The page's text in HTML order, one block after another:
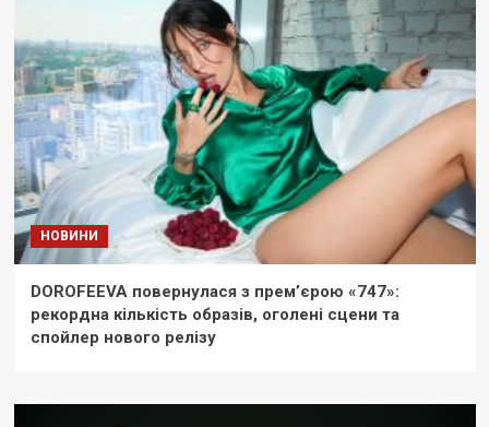
НОВИНИ
DOROFEEVA повернулася з прем’єрою «747»:
рекордна кількість образів, оголені сцени та
спойлер нового релізу